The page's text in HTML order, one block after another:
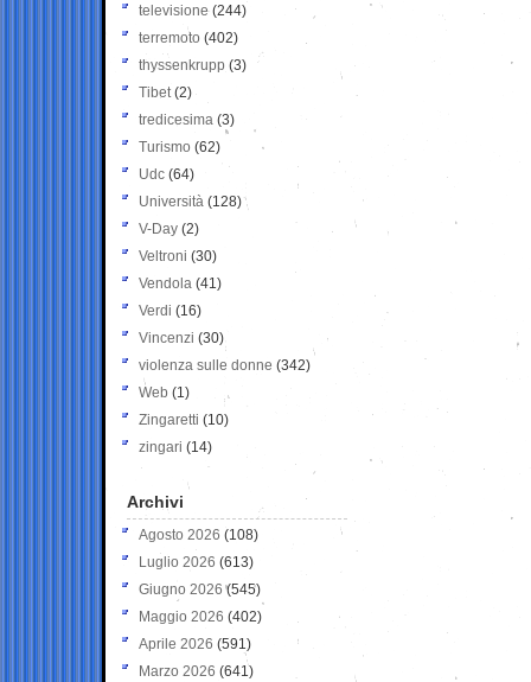
televisione(244)
terremoto (402)
thyssenkrupp (3)
Tibet(2)
tredicesima (3)
Turismo (62)
Udc (64)
Università (128)
V-Day (2)
Veltroni (30)
Vendola (41)
Verdi (16)
Vincenzi (30)
violenza sulle donne (342)
Web (1)
Zingaretti (10)
zingari (14)
Archivi
Agosto 2026 (108)
Luglio 2026 (613)
Giugno 2026 (545)
Maggio 2026 (402)
Aprile 2026 (591)
Marzo 2026 (641)